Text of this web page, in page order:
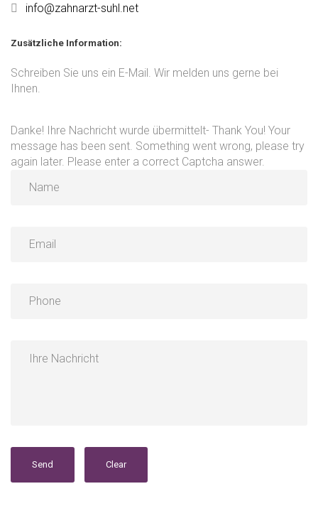
info@zahnarzt-suhl.net
Zusätzliche Information:
Schreiben Sie uns ein E-Mail. Wir melden uns gerne bei
Ihnen.
Danke! Ihre Nachricht wurde übermittelt- Thank You! Your
message has been sent. Something went wrong, please try
again later. Please enter a correct Captcha answer.
Send Clear
username?